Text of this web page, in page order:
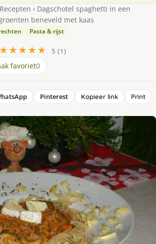
Recepten › Dagschotel spaghetti in een
beneveld met kaas
Pasta & rijst
★★★★★
5 (1)
favoriet0
Pinterest Kopieer link Print